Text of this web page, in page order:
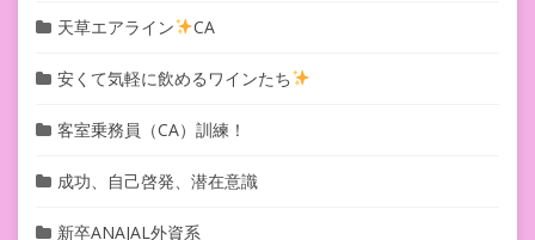
天草エアライン CA
安くて気軽に飲めるワインたち
客室乗務員（CA）訓練！
成功、自己啓発、潜在意識
新卒ANAJAL外資系